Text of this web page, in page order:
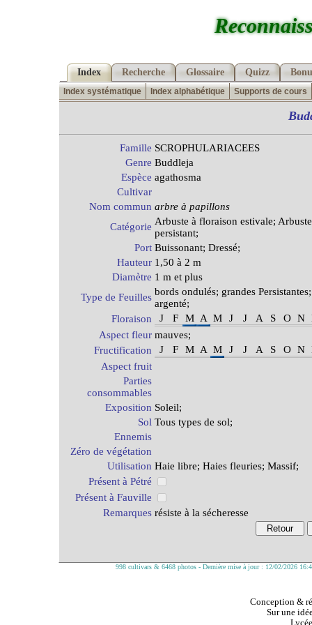
Index Recherche Glossaire Quizz
Index systématique Index alphabétique Supports de cours
Famille SCROPHULARIACEES
Genre Buddleja
Espèce agathosma
Cultivar
Nom commun arbre à papillons
Catégorie Arbuste à floraison estivale; Arbuste
persistant;
Port Buissonant; Dressé;
Hauteur 1,50 à 2 m
Diamètre 1 m et plus
Type de Feuilles bords ondulés; grandes
argenté;
Floraison
J F M A M J J A S O N
Aspect fleur mauves;
Fructification
J F M A M J J A S O N
Aspect fruit
Parties
consommables
Exposition Soleil;
Sol Tous types de sol;
Ennemis
Zéro de végétation
Utilisation Haie libre; Haies fleuries; Massif;
Présent à Pétré
Présent à Fauville
Remarques résiste à la sécheresse
998 cultivars & 6468 photos - Dernière mise à jour : 12/02/2026
Conception &
Sur une